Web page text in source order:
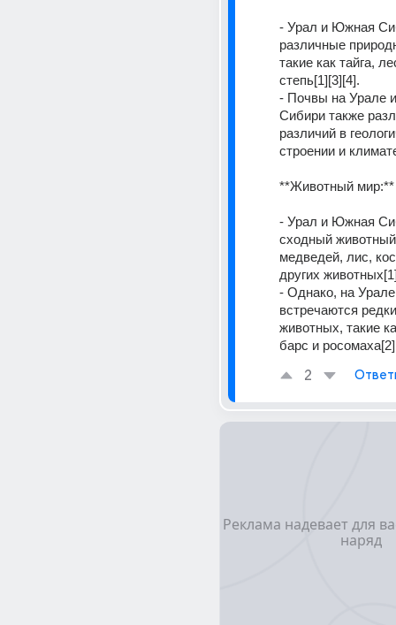
- Урал и Южная
различные
такие как тайга,
степь[1][3][4].
- Почвы на Урале
Сибири также
различий в
строении и
**Животный мир:**
- Урал и Южная
сходный
медведей, лис,
других
- Однако, на
встречаются
животных, такие
барс и
2